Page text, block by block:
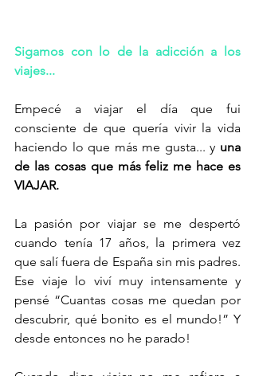
Sigamos con lo de la adicción a los
viajes...
Empecé a viajar el día que fui
consciente de que quería vivir la vida
haciendo lo que más me gusta... y una
de las cosas que más feliz me hace es
VIAJAR.
La pasión por viajar se me despertó
cuando tenía 17 años, la primera vez
que salí fuera de España sin mis padres.
Ese viaje lo viví muy intensamente y
pensé “Cuantas cosas me quedan por
descubrir, qué bonito es el mundo!” Y
desde entonces no he parado!